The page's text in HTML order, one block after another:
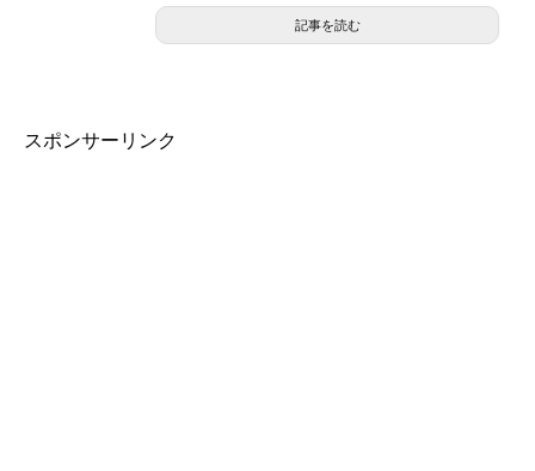
記事を読む
スポンサーリンク